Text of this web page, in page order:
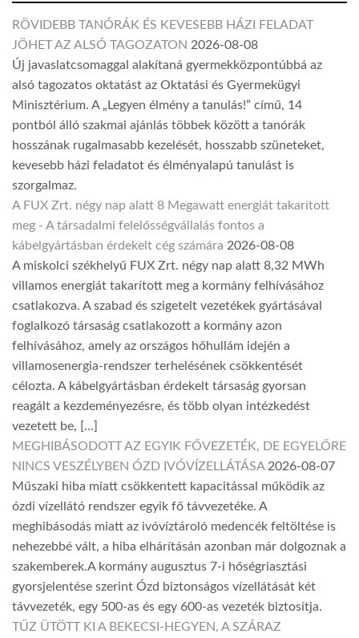
RÖVIDEBB TANÓRÁK ÉS KEVESEBB HÁZI FELADAT
JÖHET AZ ALSÓ TAGOZATON 2026-08-08
Új javaslatcsomaggal alakítaná gyermekközpontúbbá az
alsó tagozatos oktatást az Oktatási és Gyermekügyi
Minisztérium. A „Legyen élmény a tanulás!” című, 14
pontból álló szakmai ajánlás többek között a tanórák
hosszának rugalmasabb kezelését, hosszabb szüneteket,
kevesebb házi feladatot és élményalapú tanulást is
szorgalmaz.
A FUX Zrt. négy nap alatt 8 Megawatt energiát takarított
meg - A társadalmi felelősségvállalás fontos a
kábelgyártásban érdekelt cég számára 2026-08-08
A miskolci székhelyű FUX Zrt. négy nap alatt 8,32 MWh
villamos energiát takarított meg a kormány felhívásához
csatlakozva. A szabad és szigetelt vezetékek gyártásával
foglalkozó társaság csatlakozott a kormány azon
felhívásához, amely az országos hőhullám idején a
villamosenergia-rendszer terhelésének csökkentését
célozta. A kábelgyártásban érdekelt társaság gyorsan
reagált a kezdeményezésre, és több olyan intézkedést
vezetett be, […]
MEGHIBÁSODOTT AZ EGYIK FŐVEZETÉK, DE EGYELŐRE
NINCS VESZÉLYBEN ÓZD IVÓVÍZELLÁTÁSA 2026-08-07
Műszaki hiba miatt csökkentett kapacitással működik az
ózdi vízellátó rendszer egyik fő távvezetéke. A
meghibásodás miatt az ivóvíztároló medencék feltöltése is
nehezebbé vált, a hiba elhárításán azonban már dolgoznak a
szakemberek.A kormány augusztus 7-i hőségriasztási
gyorsjelentése szerint Ózd biztonságos vízellátását két
távvezeték, egy 500-as és egy 600-as vezeték biztosítja.
TŰZ ÜTÖTT KI A BEKECSI-HEGYEN, A SZÁRAZ